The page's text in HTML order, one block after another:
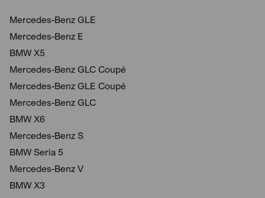
Mercedes-Benz GLE
Mercedes-Benz E
BMW X5
Mercedes-Benz GLC Coupé
Mercedes-Benz GLE Coupé
Mercedes-Benz GLC
BMW X6
Mercedes-Benz S
BMW Seria 5
Mercedes-Benz V
BMW X3